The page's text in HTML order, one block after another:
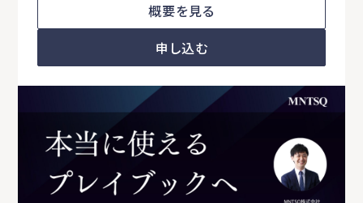
概要を見る
申し込む